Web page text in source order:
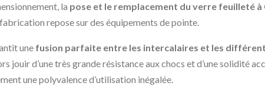
la pose et le remplacement du verre feuilleté à
fabrication repose sur des équipements de pointe.
une fusion parfaite entre les intercalaires et les
jouir d’une très grande résistance aux chocs et d’une solidité
une polyvalence d’utilisation inégalée.